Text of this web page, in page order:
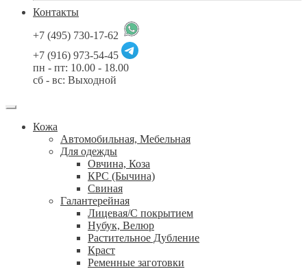
Контакты
+7 (495) 730-17-62
+7 (916) 973-54-45
пн - пт: 10.00 - 18.00
сб - вс: Выходной
Кожа
Автомобильная, Мебельная
Для одежды
Овчина, Коза
КРС (Бычина)
Свиная
Галантерейная
Лицевая/С покрытием
Нубук, Велюр
Растительное Дубление
Краст
Ременные заготовки